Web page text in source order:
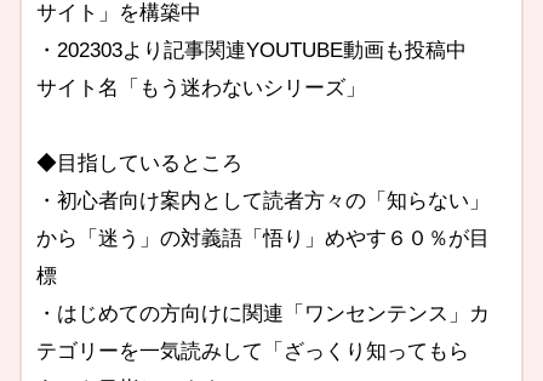
サイト」を構築中
・202303より記事関連YOUTUBE動画も投稿中
サイト名「もう迷わないシリーズ」
◆目指しているところ
・初心者向け案内として読者方々の「知らない」
から「迷う」の対義語「悟り」めやす６０％が目
標
・はじめての方向けに関連「ワンセンテンス」カ
テゴリーを一気読みして「ざっくり知ってもら